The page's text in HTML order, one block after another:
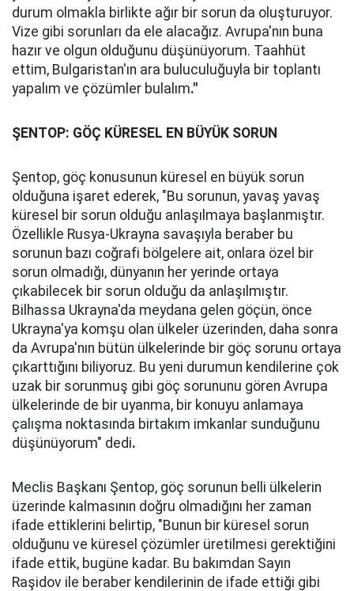
durum olmakla birlikte ağır bir sorun da oluşturuyor.
Vize gibi sorunları da ele alacağız. Avrupa'nın buna
hazır ve olgun olduğunu düşünüyorum. Taahhüt
ettim, Bulgaristan'ın ara buluculuğuyla bir toplantı
yapalım ve çözümler bulalım."
ŞENTOP: GÖÇ KÜRESEL EN BÜYÜK SORUN
Şentop, göç konusunun küresel en büyük sorun
olduğuna işaret ederek, "Bu sorunun, yavaş yavaş
küresel bir sorun olduğu anlaşılmaya başlanmıştır.
Özellikle Rusya-Ukrayna savaşıyla beraber bu
sorunun bazı coğrafi bölgelere ait, onlara özel bir
sorun olmadığı, dünyanın her yerinde ortaya
çıkabilecek bir sorun olduğu da anlaşılmıştır.
Bilhassa Ukrayna'da meydana gelen göçün, önce
Ukrayna'ya komşu olan ülkeler üzerinden, daha sonra
da Avrupa'nın bütün ülkelerinde bir göç sorunu ortaya
çıkarttığını biliyoruz. Bu yeni durumun kendilerine çok
uzak bir sorunmuş gibi göç sorununu gören Avrupa
ülkelerinde de bir uyanma, bir konuyu anlamaya
çalışma noktasında birtakım imkanlar sunduğunu
düşünüyorum" dedi.
Meclis Başkanı Şentop, göç sorunun belli ülkelerin
üzerinde kalmasının doğru olmadığını her zaman
ifade ettiklerini belirtip, "Bunun bir küresel sorun
olduğunu ve küresel çözümler üretilmesi gerektiğini
ifade ettik, bugüne kadar. Bu bakımdan Sayın
Raşidov ile beraber kendilerinin de ifade ettiği gibi